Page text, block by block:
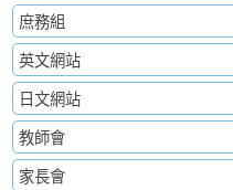
庶務組
英文網站
日文網站
教師會
家長會